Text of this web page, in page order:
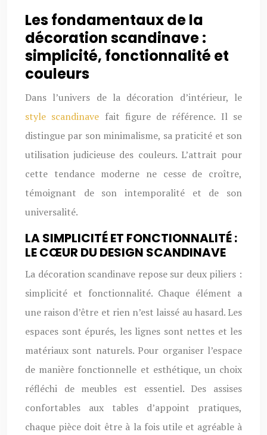
Les fondamentaux de la
décoration scandinave :
simplicité, fonctionnalité et
couleurs
Dans l’univers de la décoration d’intérieur, le
style scandinave fait figure de référence. Il se
distingue par son minimalisme, sa praticité et son
utilisation judicieuse des couleurs. L’attrait pour
cette tendance moderne ne cesse de croître,
témoignant de son intemporalité et de son
universalité.
LA SIMPLICITÉ ET FONCTIONNALITÉ :
LE CŒUR DU DESIGN SCANDINAVE
La décoration scandinave repose sur deux piliers :
simplicité et fonctionnalité. Chaque élément a
une raison d’être et rien n’est laissé au hasard. Les
espaces sont épurés, les lignes sont nettes et les
matériaux sont naturels. Pour organiser l’espace
de manière fonctionnelle et esthétique, un choix
réfléchi de meubles est essentiel. Des assises
confortables aux tables d’appoint pratiques,
chaque pièce doit être à la fois utile et agréable à